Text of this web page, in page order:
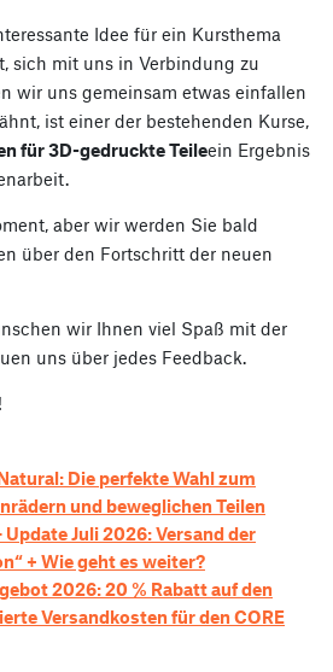
Idee für ein Kursthema
sich mit uns in Verbindung zu
wir uns gemeinsam etwas einfallen
ist einer der bestehenden Kurse,
für 3D-gedruckte Teileein Ergebnis
aber wir werden Sie bald
über den Fortschritt der neuen
wir Ihnen viel Spaß mit der
uns über jedes Feedback.
Die perfekte Wahl zum
und beweglichen Teilen
Update Juli 2026: Versand der
+ Wie geht es weiter?
2026: 20 % Rabatt auf den
Versandkosten für den CORE